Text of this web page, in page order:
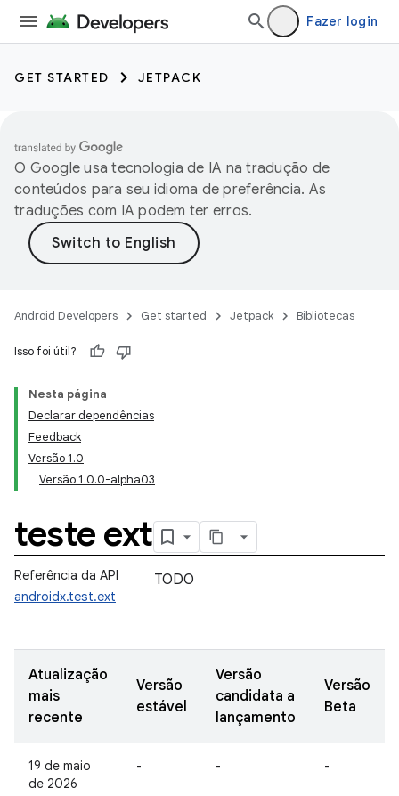
Fazer login
GET STARTED JETPACK
O Google usa tecnologia de IA na tradução de
conteúdos para seu idioma de preferência. As
traduções com IA podem ter erros.
Android Developers Get started Jetpack Bibliotecas
Isso foi útil?
Nesta página
Declarar dependências
Feedback
Versão 1.0
Versão 1.0.0-alpha03
teste ext
Referência da API
androidx.test.ext
TODO
Atualização
mais
recente
Versão
estável
Versão
candidata a
lançamento
Versão
Beta
19 de maio
de 2026
- - -